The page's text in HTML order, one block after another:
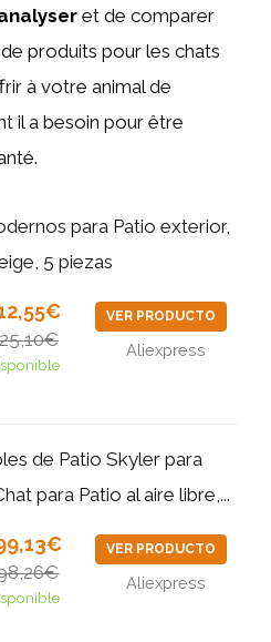
et de comparer
produits pour les chats
à votre animal de
il a besoin pour être
para Patio exterior,
5 piezas
VER PRODUCTO
Aliexpress
de Patio Skyler para
para Patio al aire libre,...
VER PRODUCTO
Aliexpress